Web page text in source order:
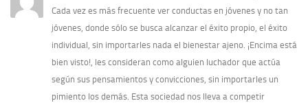
Cada vez es más frecuente ver conductas en jóvenes y no tan
jóvenes, donde sólo se busca alcanzar el éxito propio, el éxito
individual, sin importarles nada el bienestar ajeno. ¡Encima está
bien visto!, les consideran como alguien luchador que actúa
según sus pensamientos y convicciones, sin importarles un
pimiento los demás. Esta sociedad nos lleva a competir